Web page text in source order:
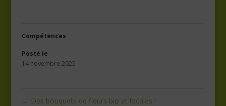
Compétences
Posté le
14 novembre 2025
← Des bouquets de fleurs bio et locales !